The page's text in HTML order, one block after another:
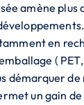
amène plus
en
(
démarquer de
un gain